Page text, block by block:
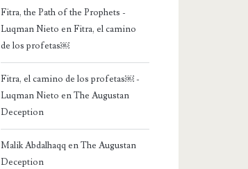
Fitra, the Path of the Prophets -
Luqman Nieto enFitra, el camino
de los profetas￼
Fitra, el camino de los profetas￼ -
Luqman Nieto enThe Augustan
Deception
Malik Abdalhaqq enThe Augustan
Deception